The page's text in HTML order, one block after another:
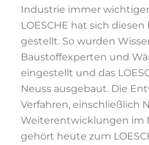
Industrie immer
LOESCHE hat sich
gestellt. So wurden
Baustoffexperten und
eingestellt und das
Neuss ausgebaut. Die
Verfahren, einschließlich
Weiterentwicklungen im
gehört heute zum